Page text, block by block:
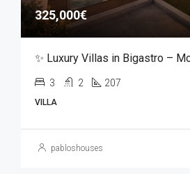
325,000€
3 2 207
VILLA
pabloshouses